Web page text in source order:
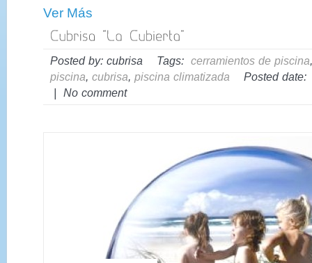
Ver Más
Posted by: cubrisa Tags: cerramientos de piscina
piscina, cubrisa, piscina climatizada Posted date:
| No comment